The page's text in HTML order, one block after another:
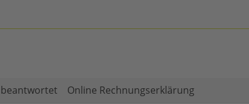
Online Rechnungserklärung